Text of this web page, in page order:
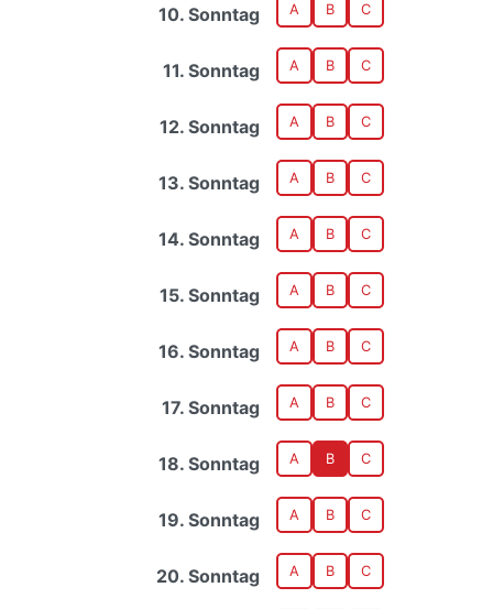
10. Sonntag A B C
11. Sonntag A B C
12. Sonntag A B C
13. Sonntag A B C
14. Sonntag A B C
15. Sonntag A B C
16. Sonntag A B C
17. Sonntag A B C
18. Sonntag A B C
19. Sonntag A B C
20. Sonntag A B C